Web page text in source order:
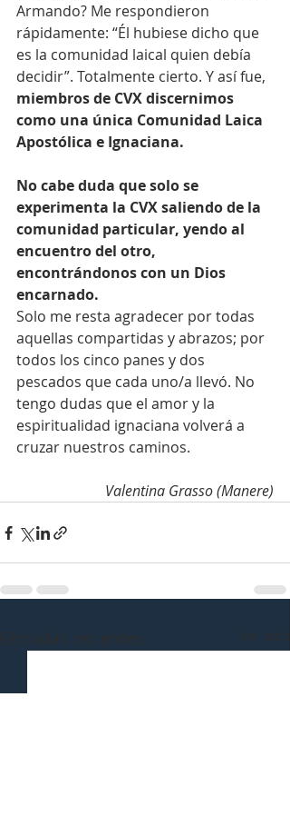
Armando? Me respondieron
rápidamente: “Él hubiese dicho que
es la comunidad laical quien debía
decidir”. Totalmente cierto. Y así fue,
miembros de CVX discernimos
como una única Comunidad Laica
Apostólica e Ignaciana.
No cabe duda que solo se
experimenta la CVX saliendo de la
comunidad particular, yendo al
encuentro del otro,
encontrándonos con un Dios
encarnado.
Solo me resta agradecer por todas
aquellas compartidas y abrazos; por
todos los cinco panes y dos
pescados que cada uno/a llevó. No
tengo dudas que el amor y la
espiritualidad ignaciana volverá a
cruzar nuestros caminos.
Valentina Grasso (Manere)